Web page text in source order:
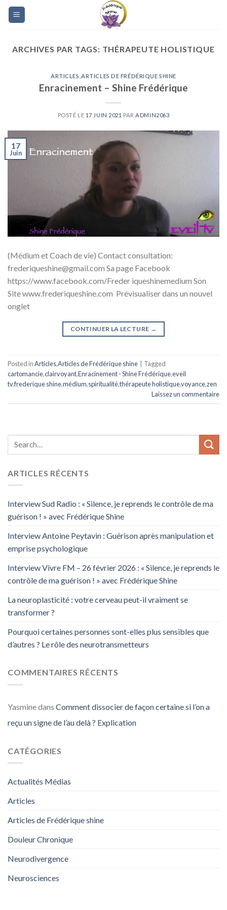
Skip
ARCHIVES PAR TAGS: THÉRAPEUTE HOLISTIQUE
ARTICLES ,ARTICLES DE FRÉDÉRIQUE SHINE
Enracinement – Shine Frédérique
POSTÉ LE 17 JUIN 2021 PAR ADMIN2063
17
Juin
(Médium et Coach de vie) Contact consultation:
frederiqueshine@gmail.com Sa page Facebook
https://www.facebook.com/Freder iqueshinemedium Son
Site www.frederiqueshine.com Prévisualiser dans un nouvel
onglet
CONTINUER LA LECTURE →
Posted inArticles,Articles de Frédérique shine
Tagged
cartomancie,clairvoyant,Enracinement - Shine Frédérique,eveil
tv,frederique shine,médium,spiritualité,thérapeute holistique,voyance,zen
Laissez un commentaire
ARTICLES RÉCENTS
Interview Sud Radio : « Silence, je reprends le contrôle de ma
guérison ! » avec Frédérique Shine
Interview Antoine Peytavin : Guérison après manipulation et
emprise psychologique
Interview Vivre FM – 26 février 2026 : « Silence, je reprends le
contrôle de ma guérison ! » avec Frédérique Shine
La neuroplasticité : votre cerveau peut-il vraiment se
transformer ?
Pourquoi certaines personnes sont-elles plus sensibles que
d’autres ? Le rôle des neurotransmetteurs
COMMENTAIRES RÉCENTS
Yasminedans Comment dissocier de façon certaine si l’on a
reçu un signe de l’au delà ? Explication
CATÉGORIES
Actualités Médias
Articles
Articles de Frédérique shine
Douleur Chronique
Neurodivergence
Neurosciences